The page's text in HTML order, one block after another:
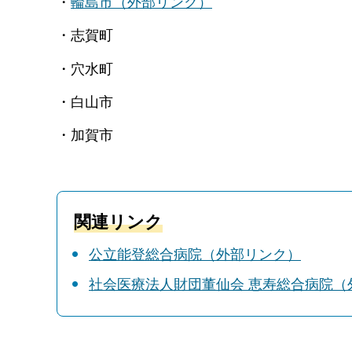
・志賀町
・穴水町
・白山市
・加賀市
関連リンク
公立能登総合病院（外部リンク）
社会医療法人財団董仙会 恵寿総合病院（